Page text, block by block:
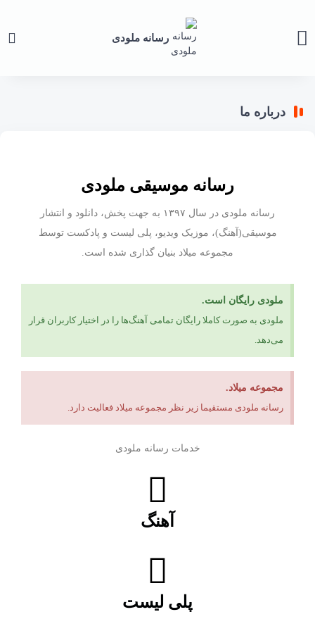
رسانه ملودی
درباره ما
رسانه موسیقی ملودی
رسانه ملودی در سال ۱۳۹۷ به جهت پخش، دانلود و انتشار
موسیقی(آهنگ)، موزیک ویدیو، پلی لیست و پادکست توسط
مجموعه میلاد بنیان گذاری شده است.
ملودی رایگان است.
ملودی به صورت کاملا رایگان تمامی آهنگ‌ها را در اختیار کاربران قرار
می‌دهد.
مجموعه میلاد.
رسانه ملودی مستقیما زیر نظر مجموعه میلاد فعالیت دارد.
خدمات رسانه ملودی
آهنگ
پلی لیست